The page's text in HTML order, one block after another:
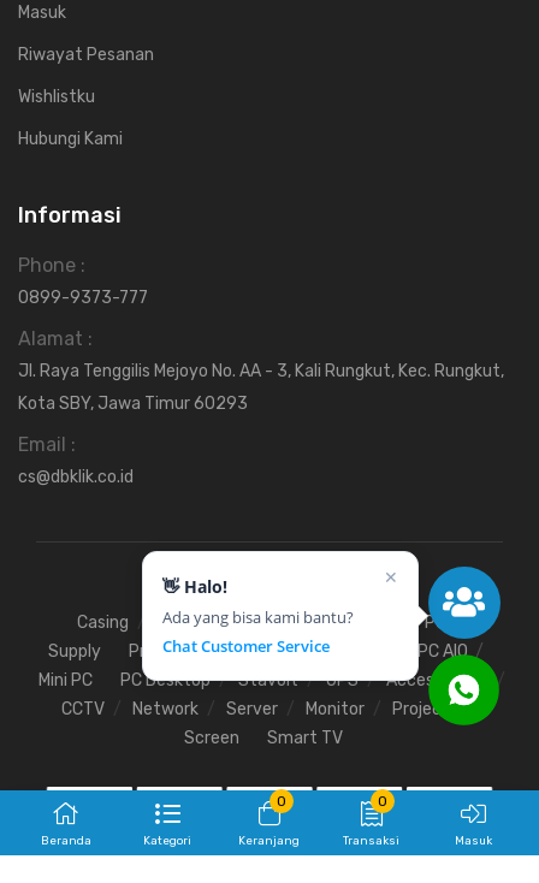
👋 Halo!
Ada yang bisa kami bantu?
Chat Customer Service
✕
Beranda Kategori
0
Keranjang
0
Transaksi Masuk
Masuk
Riwayat Pesanan
Wishlistku
Hubungi Kami
Informasi
Phone :
0899-9373-777
Alamat :
Jl. Raya Tenggilis Mejoyo No. AA - 3, Kali Rungkut, Kec. Rungkut,
Kota SBY, Jawa Timur 60293
Email :
cs@dbklik.co.id
Casing Fan Hardisk Motherboard
Power
Supply
Processor SSD RAM
PC AIO
Mini PC
PC Desktop Stavolt UPS
Access Point
CCTV
Network Server Monitor
Projector
Screen
Smart TV